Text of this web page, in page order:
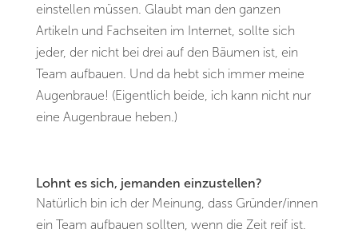
einstellen müssen. Glaubt man den ganzen
Artikeln und Fachseiten im Internet, sollte sich
jeder, der nicht bei drei auf den Bäumen ist, ein
Team aufbauen. Und da hebt sich immer meine
Augenbraue! (Eigentlich beide, ich kann nicht nur
eine Augenbraue heben.)
Lohnt es sich, jemanden einzustellen?
Natürlich bin ich der Meinung, dass Gründer/innen
ein Team aufbauen sollten, wenn die Zeit reif ist.